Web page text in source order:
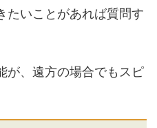
たいことがあれば質問す
が、遠方の場合でもスピ